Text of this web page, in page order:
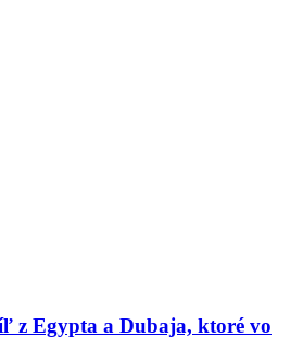
z Egypta a Dubaja, ktoré vo